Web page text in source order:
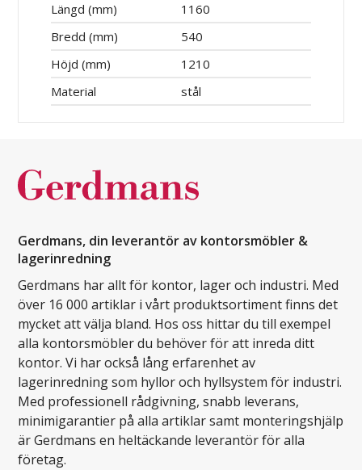
Längd (mm)
1160
Bredd (mm)
540
Höjd (mm)
1210
Material
stål
Gerdmans, din leverantör av kontorsmöbler &
lagerinredning
Gerdmans har allt för kontor, lager och industri. Med
över 16 000 artiklar i vårt produktsortiment finns det
mycket att välja bland. Hos oss hittar du till exempel
alla kontorsmöbler du behöver för att inreda ditt
kontor. Vi har också lång erfarenhet av
lagerinredning som hyllor och hyllsystem för industri.
Med professionell rådgivning, snabb leverans,
minimigarantier på alla artiklar samt monteringshjälp
är Gerdmans en heltäckande leverantör för alla
företag.